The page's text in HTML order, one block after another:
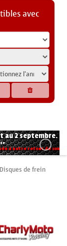
avec
au 2 septembre.
à notre retour de
Disques de frein